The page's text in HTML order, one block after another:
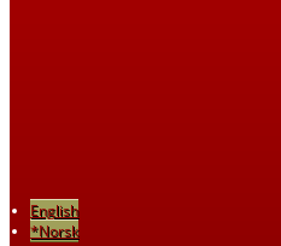
English
*Norsk